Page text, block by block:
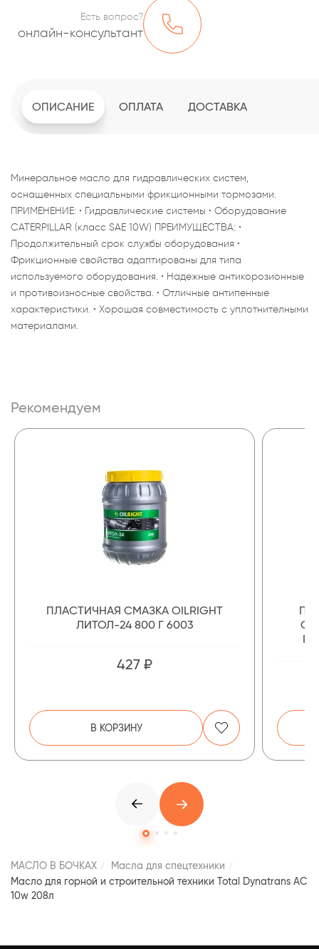
Есть вопрос?
онлайн-консультант
ОПИСАНИЕ ОПЛАТА ДОСТАВКА
Минеральное масло для гидравлических систем,
оснащенных специальными фрикционными тормозами.
ПРИМЕНЕНИЕ: • Гидравлические системы • Оборудование
CATERPILLAR (класс SAE 10W) ПРЕИМУЩЕСТВА: •
Продолжительный срок службы оборудования •
Фрикционные свойства адаптированы для типа
используемого оборудования. • Надежные антикорозионные
и противоизносные свойства. • Отличные антипенные
характеристики. • Хорошая совместимость с уплотнителными
материалами.
Рекомендуем
ПЛАСТИЧНАЯ СМАЗКА OILRIGHT
ЛИТОЛ-24 800 Г 6003
427 ₽
В КОРЗИНУ
МАСЛО В БОЧКАХ
Масла для спецтехники
Масло для горной и строительной техники Total Dynatrans AC
10w 208л